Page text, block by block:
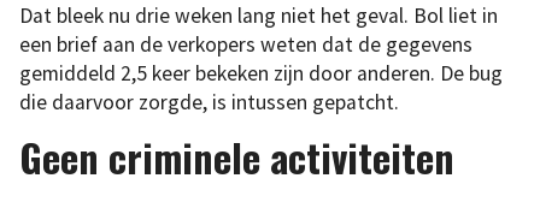
Dat bleek nu drie weken lang niet het geval. Bol liet in
een brief aan de verkopers weten dat de gegevens
gemiddeld 2,5 keer bekeken zijn door anderen. De bug
die daarvoor zorgde, is intussen gepatcht.
Geen criminele activiteiten